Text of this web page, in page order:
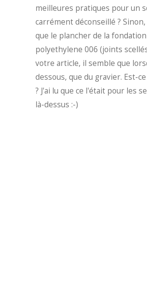
meilleures pratiques pour un
carrément déconseillé ?
que le plancher de la
polyethylene 006 (joints
votre article, il semble que
dessous, que du gravier. Est-
? J'ai lu que ce l'était pour les
là-dessus :-)